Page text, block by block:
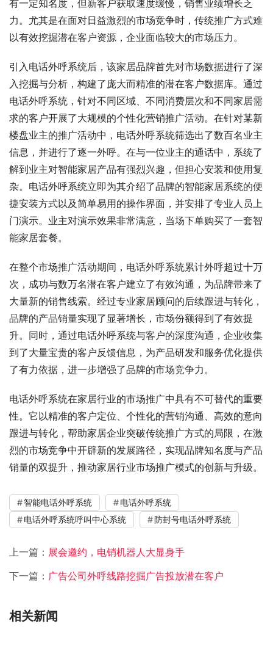
有一定知名度，但新客户获取速度缓慢，销售业绩增长乏
力。尤其是在面对日益激烈的市场竞争时，传统推广方式难
以有效挖掘潜在客户资源，企业面临较大的市场压力。
引入电话外呼系统后，该家居品牌首先对市场数据进行了深
入挖掘与分析，构建了庞大而精准的潜在客户数据库。通过
电话外呼系统，针对不同区域、不同消费层次和不同家居需
求的客户开展了大规模的个性化营销推广活动。在针对某新
楼盘业主的推广活动中，电话外呼系统筛选出了数百名业主
信息，并进行了逐一外呼。在与一位业主的通话中，系统了
解到业主对智能家居产品有强烈兴趣，但担心安装和使用复
杂。电话外呼系统立即为其介绍了品牌的智能家居系统的便
捷安装方式以及简单易用的操作界面，并安排了专业人员上
门演示。业主对演示效果非常满意，当场下单购买了一套智
能家居套餐。
在整个市场推广活动期间，电话外呼系统累计外呼超过十万
次，成功与数万名潜在客户建立了有效沟通，为品牌带来了
大量新的销售线索。经过专业家居顾问的后续跟进与转化，
品牌的产品销量实现了显著增长，市场份额得到了有效提
升。同时，通过电话外呼系统与客户的深度沟通，企业收集
到了大量宝贵的客户反馈信息，为产品研发和服务优化提供
了有力依据，进一步增强了品牌的市场竞争力。
电话外呼系统在家居行业的市场推广中具有不可替代的重要
性。它以精准的客户定位、个性化的营销沟通、高效的意向
跟进与转化，帮助家居企业突破传统推广方式的局限，在激
烈的市场竞争中开辟新的发展路径，实现品牌知名度与产品
销量的双提升，推动家居行业市场推广模式的创新与升级。
智能电话外呼系统
电话外呼系统
电话外呼系统呼叫中心系统
防封号电话外呼系统
上一篇： 展会邀约，电销机器人大显身手
下一篇： 广告公司外呼线路挖掘广告投放潜在客户
相关新闻